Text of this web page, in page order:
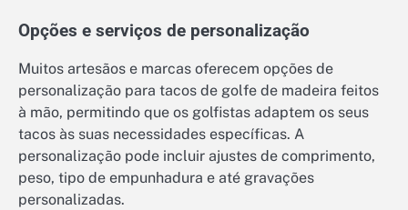
Opções e serviços de personalização
Muitos artesãos e marcas oferecem opções de
personalização para tacos de golfe de madeira feitos
à mão, permitindo que os golfistas adaptem os seus
tacos às suas necessidades específicas. A
personalização pode incluir ajustes de comprimento,
peso, tipo de empunhadura e até gravações
personalizadas.